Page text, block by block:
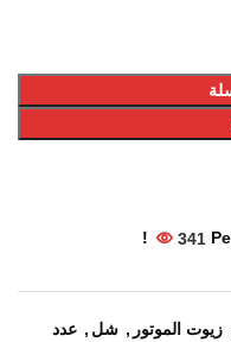
341
زيوت الموتور , شل , عدد